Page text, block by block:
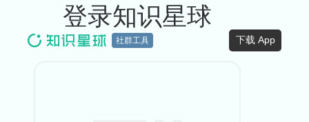
社群工具 下载 App
登录知识星球